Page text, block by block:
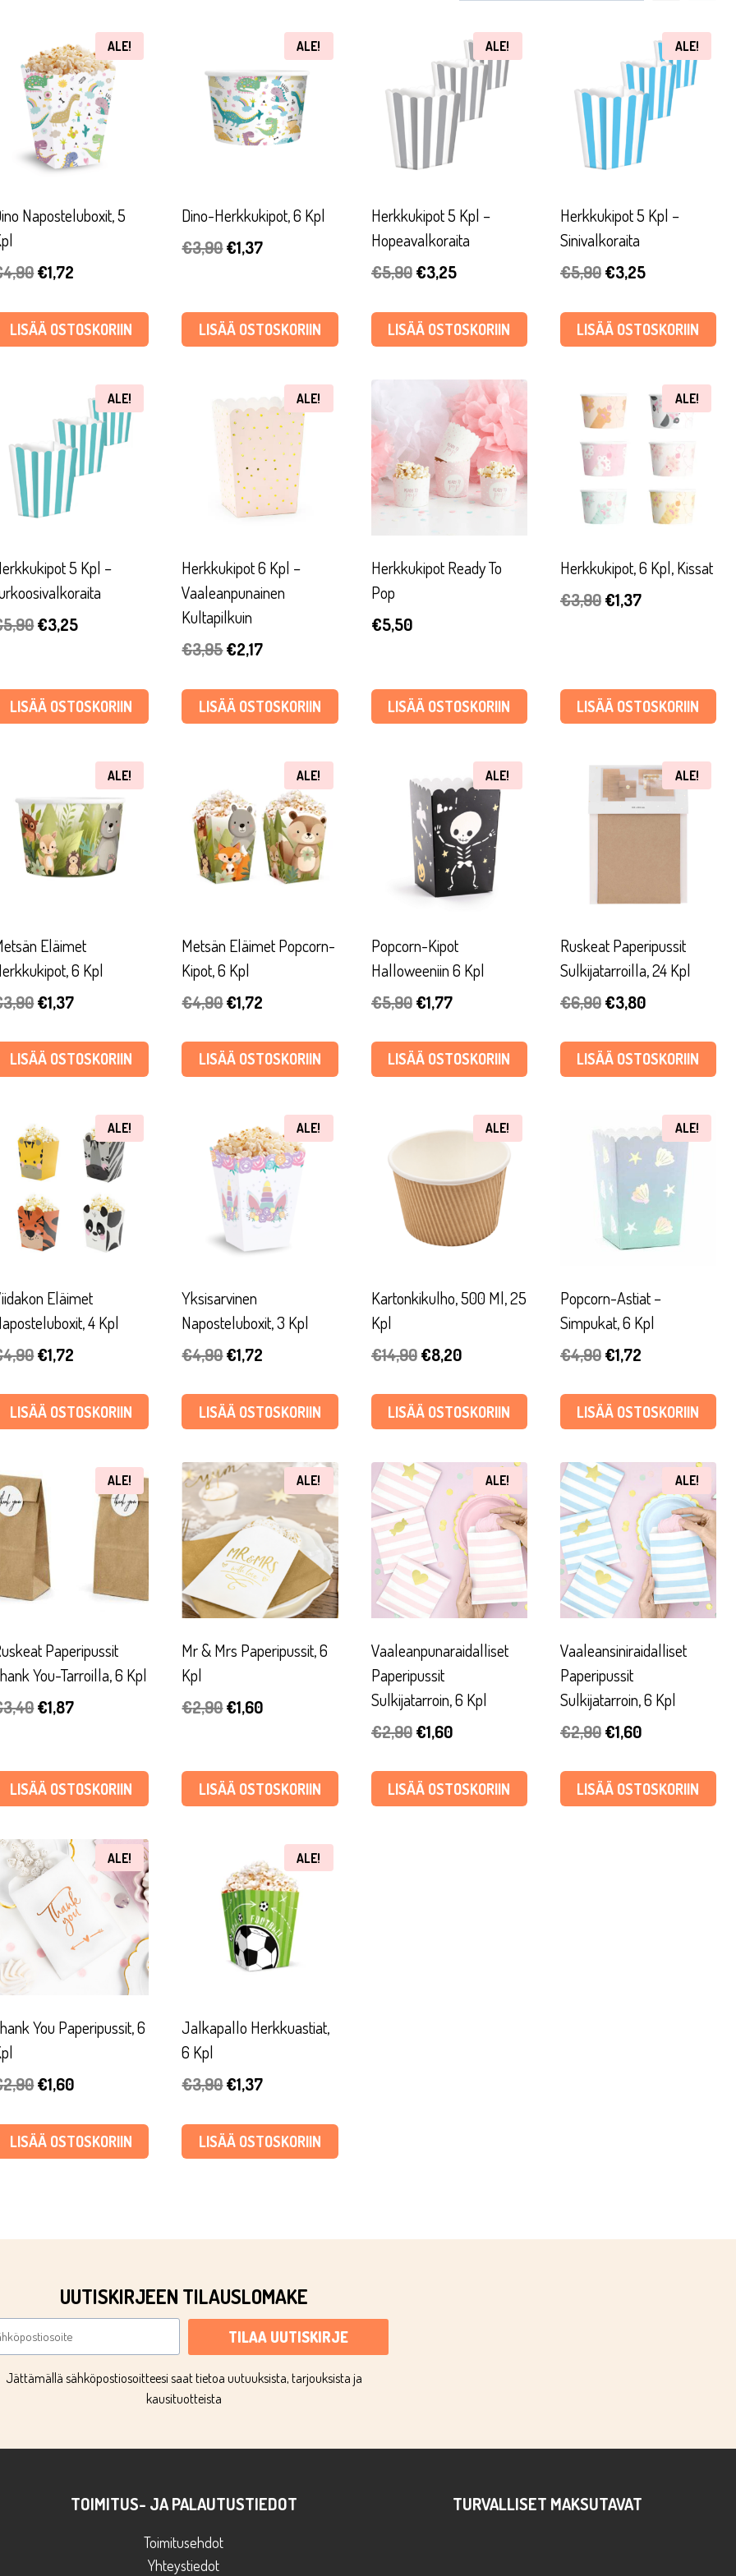
ALE!
Naposteluboxit, 5
4,90Alkuperäinen
oli:
€4,90.
€1,72
on:
€1,72.
LISÄÄ OSTOSKORIIN
ALE!
Dino-Herkkukipot, 6 Kpl
€3,90Alkuperäinen
€3,90.
€1,37Nykyinen
€1,37.
LISÄÄ OSTOSKORIIN
ALE!
Herkkukipot 5 Kpl –
Hopeavalkoraita
€5,90 Alkuperäinen
oli:
€5,90.
€3,25Nykyinen
on:
€3,25.
LISÄÄ OSTOSKORIIN
ALE!
Herkkukipot 5 Kpl –
Sinivalkoraita
€5,90 Alkuperäinen
oli:
€5,90.
€3,25Nykyinen
on:
€3,25.
LISÄÄ OSTOSKORIIN
ALE!
5 Kpl –
5,90Alkuperäinen
€5,90.
€3,25Nykyinen
€3,25.
LISÄÄ OSTOSKORIIN
ALE!
Herkkukipot 6 Kpl –
Vaaleanpunainen
Kultapilkuin
€3,95Alkuperäinen
oli:
€3,95.
€2,17Nykyinen
on:
€2,17.
LISÄÄ OSTOSKORIIN
Herkkukipot Ready To
Pop
€5,50
LISÄÄ OSTOSKORIIN
ALE!
Herkkukipot, 6 Kpl, Kissat
€3,90 Alkuperäinen
€1,37Nykyinen
LISÄÄ OSTOSKORIIN
ALE!
Eläimet
6 Kpl
3,90Alkuperäinen
oli:
€3,90.
€1,37Nykyinen
on:
€1,37.
LISÄÄ OSTOSKORIIN
ALE!
Metsän Eläimet Popcorn-
Kipot, 6 Kpl
€4,90Alkuperäinen
oli:
€4,90.
€1,72
on:
€1,72.
LISÄÄ OSTOSKORIIN
ALE!
Popcorn-Kipot
Halloweeniin 6 Kpl
€5,90 Alkuperäinen
oli:
€5,90.
€1,77Nykyinen
on:
€1,77.
LISÄÄ OSTOSKORIIN
ALE!
Ruskeat Paperipussit
Sulkijatarroilla, 24 Kpl
€6,90 Alkuperäinen
oli:
€6,90.
€3,80Nykyinen
on:
€3,80.
LISÄÄ OSTOSKORIIN
ALE!
Eläimet
4 Kpl
4,90Alkuperäinen
oli:
€4,90.
€1,72
on:
€1,72.
LISÄÄ OSTOSKORIIN
ALE!
Yksisarvinen
Naposteluboxit, 3 Kpl
€4,90Alkuperäinen
oli:
€4,90.
€1,72
on:
€1,72.
LISÄÄ OSTOSKORIIN
ALE!
Kartonkikulho, 500 Ml, 25
Kpl
€14,90 Alkuperäinen
oli:
€14,90.
€8,20Nykyinen
on:
€8,20.
LISÄÄ OSTOSKORIIN
ALE!
Popcorn-Astiat –
Simpukat, 6 Kpl
€4,90 Alkuperäinen
oli:
€4,90.
€1,72Nykyinen
on:
€1,72.
LISÄÄ OSTOSKORIIN
ALE!
Paperipussit
You-Tarroilla, 6 Kpl
3,40Alkuperäinen
€3,40.
€1,87Nykyinen
€1,87.
LISÄÄ OSTOSKORIIN
ALE!
Mr & Mrs Paperipussit, 6
Kpl
€2,90Alkuperäinen
€2,90.
€1,60Nykyinen
€1,60.
LISÄÄ OSTOSKORIIN
ALE!
Vaaleanpunaraidalliset
Paperipussit
Sulkijatarroin, 6 Kpl
€2,90 Alkuperäinen
oli:
€2,90.
€1,60Nykyinen
on:
€1,60.
LISÄÄ OSTOSKORIIN
ALE!
Vaaleansiniraidalliset
Paperipussit
Sulkijatarroin, 6 Kpl
€2,90 Alkuperäinen
oli:
€2,90.
€1,60Nykyinen
on:
€1,60.
LISÄÄ OSTOSKORIIN
ALE!
You Paperipussit, 6
2,90Alkuperäinen
oli:
€2,90.
€1,60Nykyinen
on:
€1,60.
LISÄÄ OSTOSKORIIN
ALE!
Jalkapallo Herkkuastiat,
6 Kpl
€3,90Alkuperäinen
oli:
€3,90.
€1,37Nykyinen
on:
€1,37.
LISÄÄ OSTOSKORIIN
UUTISKIRJEEN TILAUSLOMAKE
TILAA UUTISKIRJE
Jättämällä sähköpostiosoitteesi saat tietoa uutuuksista, tarjouksista ja
kausituotteista
TOIMITUS- JA PALAUTUSTIEDOT
Toimitusehdot
Yhteystiedot
TURVALLISET MAKSUTAVAT